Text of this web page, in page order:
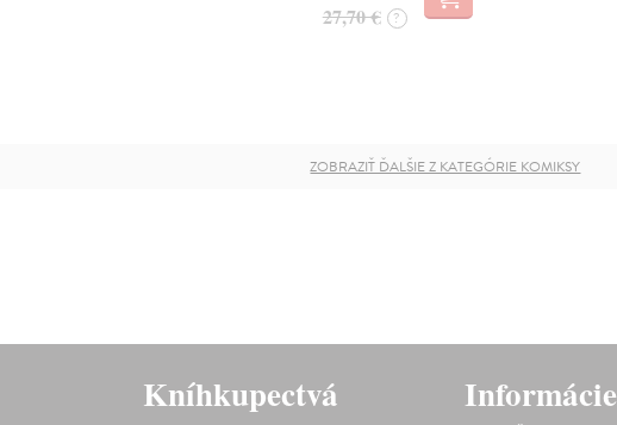
27,70 € ?
ZOBRAZIŤ ĎALŠIE Z KATEGÓRIE KOMIKSY
Kníhkupectvá Informácie